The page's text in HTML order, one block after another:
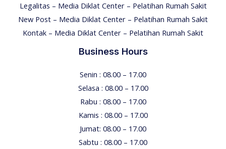
Legalitas – Media Diklat Center – Pelatihan Rumah Sakit
New Post – Media Diklat Center – Pelatihan Rumah Sakit
Kontak – Media Diklat Center – Pelatihan Rumah Sakit
Business Hours
Senin : 08.00 – 17.00
Selasa : 08.00 – 17.00
Rabu : 08.00 – 17.00
Kamis : 08.00 – 17.00
Jumat: 08.00 – 17.00
Sabtu : 08.00 – 17.00